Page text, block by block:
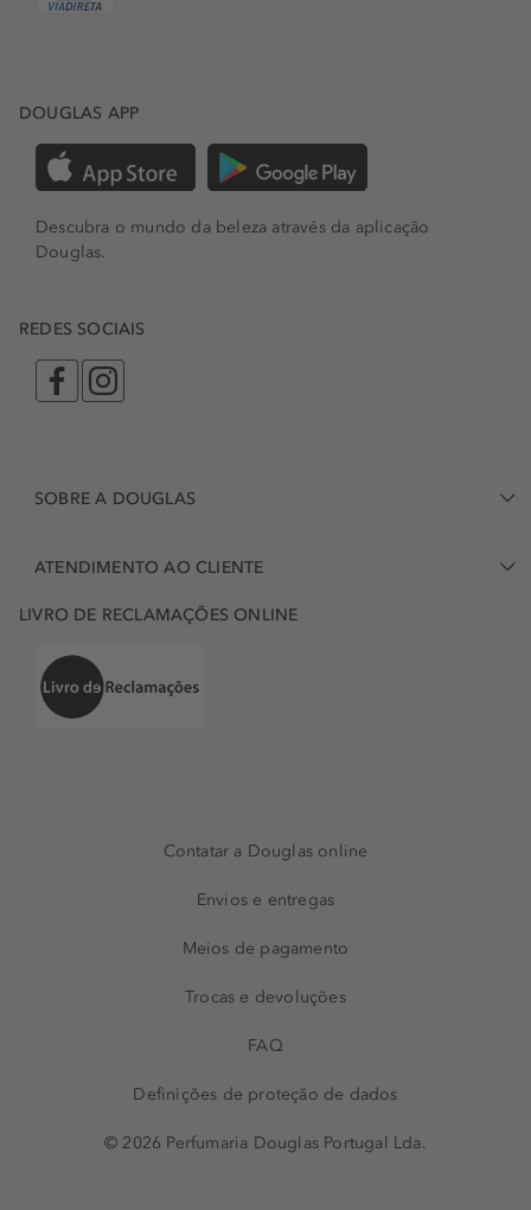
DOUGLAS APP
Descubra o mundo da beleza através da aplicação
Douglas.
REDES SOCIAIS
SOBRE A DOUGLAS
ATENDIMENTO AO CLIENTE
LIVRO DE RECLAMAÇÕES ONLINE
Contatar a Douglas online
Envios e entregas
Meios de pagamento
Trocas e devoluções
FAQ
Definições de proteção de dados
© 2026 Perfumaria Douglas Portugal Lda.